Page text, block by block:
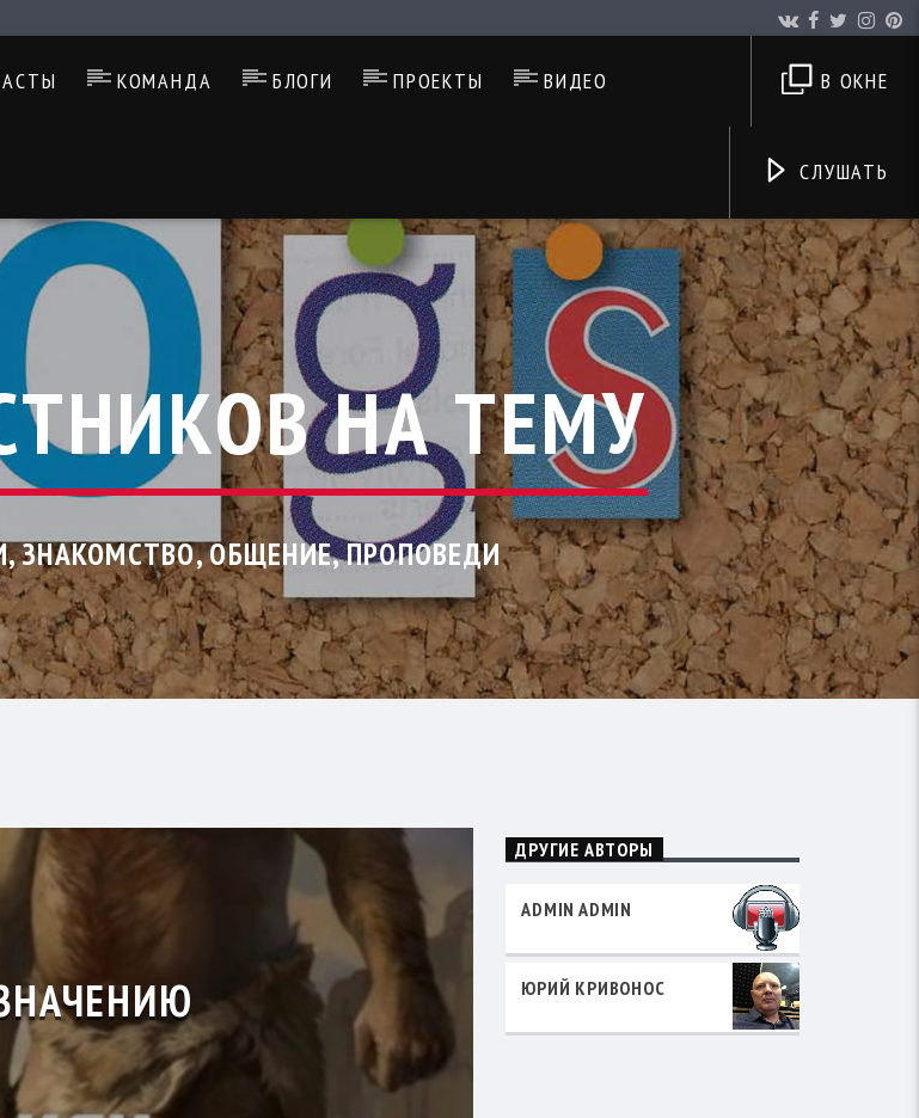
КОМАНДА БЛОГИ ПРОЕКТЫ ВИДЕО В ОКНЕ
СЛУШАТЬ
НА ТЕМУ
ЗНАКОМСТВО, ОБЩЕНИЕ, ПРОПОВЕДИ
ДРУГИЕ АВТОРЫ
ADMIN ADMIN
ЮРИЙ КРИВОНОС